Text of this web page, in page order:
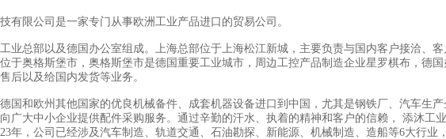
有限公司是一家专门从事欧洲工业产品进口的贸易公司。
业总部以及德国办公室组成。上海总部位于上海松江新城，主要负责与国内客户接洽、
于奥格斯堡市，奥格斯堡市是德国重要工业城市，周边工控产品制造企业星罗棋布，德
后以及给国内发货等业务。
国和欧州其他国家的优良机械备件、成套机器设备进口到中国，尤其是钢铁厂、汽车生
广大中小企业提供配件采购服务。通过辛勤的汗水、执着的精神和客户的信赖， 添沐工
年，公司已经涉及汽车制造、轨道交通、石油勘探、新能源、机械制造、造船等6大行业